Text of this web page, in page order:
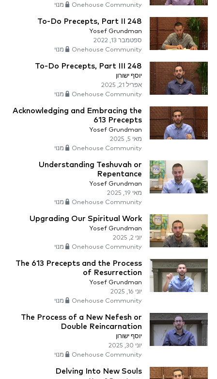
Onehouse Community מנוי
248 To-Do Precepts, Part II
Yosef Grundman
ספטמבר 13, 2022
Onehouse Community מנוי
248 To-Do Precepts, Part III
יוסף ישורון
אפריל 21, 2025
Onehouse Community מנוי
Acknowledging and Embracing the
613 Precepts
Yosef Grundman
מאי 5, 2025
Onehouse Community מנוי
Understanding Teshuvah or
Repentance
Yosef Grundman
מאי 19, 2025
Onehouse Community מנוי
Upgrading Our Spiritual Work
Yosef Grundman
יוני 2, 2025
Onehouse Community מנוי
The 613 Precepts and the Process
of Resurrection
Yosef Grundman
יוני 16, 2025
Onehouse Community מנוי
The Process of a New Nefesh or
Double Reincarnation
יוסף ישורון
יוני 30, 2025
Onehouse Community מנוי
Delving Into New Souls